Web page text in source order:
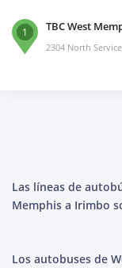
1 TBC West
2304 North
Las líneas de
Memphis a Irimbo
Los autobuses de